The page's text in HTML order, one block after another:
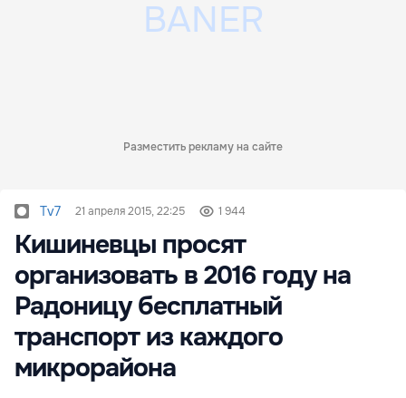
Разместить рекламу на сайте
Tv7 21 апреля 2015, 22:25 1 944
Кишиневцы просят
организовать в 2016 году на
Радоницу бесплатный
транспорт из каждого
микрорайона